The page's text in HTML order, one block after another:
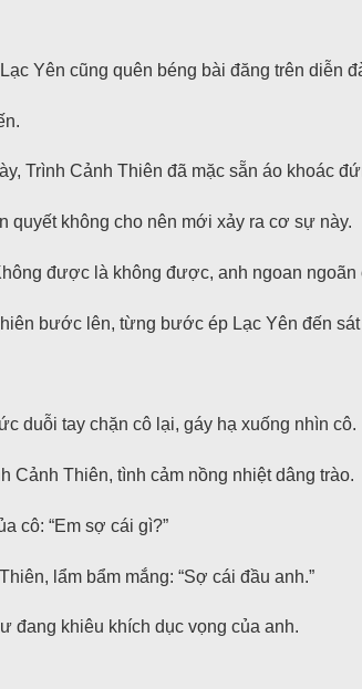
Yên cũng quên béng bài đăng trên diễn
Trình Cảnh Thiên đã mặc sẵn áo khoác
quyết không cho nên mới xảy ra cơ sự này.
được là không được, anh ngoan ngoãn
bước lên, từng bước ép Lạc Yên đến
duỗi tay chặn cô lại, gáy hạ xuống nhìn cô.
Cảnh Thiên, tình cảm nồng nhiệt dâng trào.
cô: “Em sợ cái gì?”
lẩm bẩm mắng: “Sợ cái đầu anh.”
đang khiêu khích dục vọng của anh.